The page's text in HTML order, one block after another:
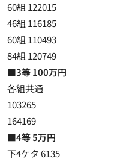
60組 122015
46組 116185
60組 110493
84組 120749
■3等 100万円
各組共通
103265
164169
■4等 5万円
下4ケタ 6135